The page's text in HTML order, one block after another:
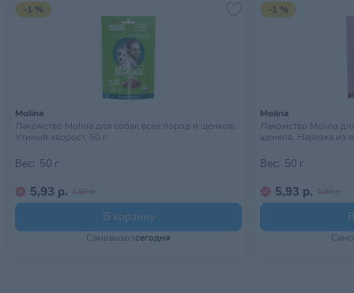
-1 %
Molina
Лакомство Molina для собак всех пород и щенков,
Утиный хворост, 50 г
Вес: 50 г
5,93 р. 5,99 р.
В корзину
Самовывозсегодня
-1 %
Molina
Лакомство Molina
щенков, Нарезка из
Вес: 50 г
5,93 р. 5,99 р.